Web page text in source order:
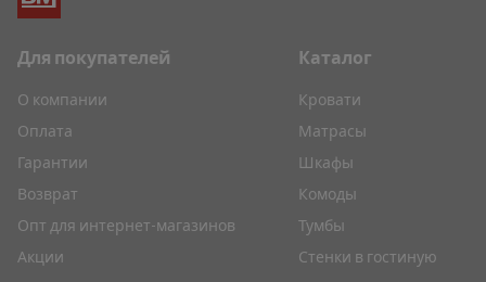
Каталог
Кровати
Матрасы
Шкафы
Комоды
Тумбы
Стенки в гостиную
Для покупателей
О компании
Оплата
Гарантии
Возврат
Опт для интернет-магазинов
Акции